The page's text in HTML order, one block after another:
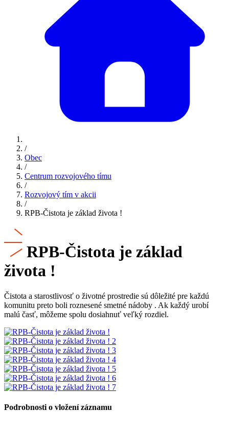
/
Obec
/
Centrum rozvojového tímu
/
Rozvojový tím v akcii
/
RPB-Čistota je základ života !
RPB-Čistota je základ
života !
Čistota a starostlivosť o životné prostredie sú dôležité pre každú
komunitu preto boli roznesené smetné nádoby . Ak každý urobí
malú časť, môžeme spolu dosiahnuť veľký rozdiel.
Podrobnosti o vložení záznamu